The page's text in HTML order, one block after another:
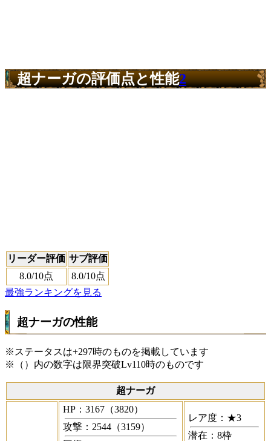
超ナーガの評価点と性能2
リーダー評価 サブ評価
8.0/10点 8.0/10点
最強ランキングを見る
超ナーガの性能
※ステータスは+297時のものを掲載しています
※（）内の数字は限界突破Lv110時のものです
超ナーガ
HP：3167（3820）
攻撃：2544（3159）
レア度：★3
潜在：8枠